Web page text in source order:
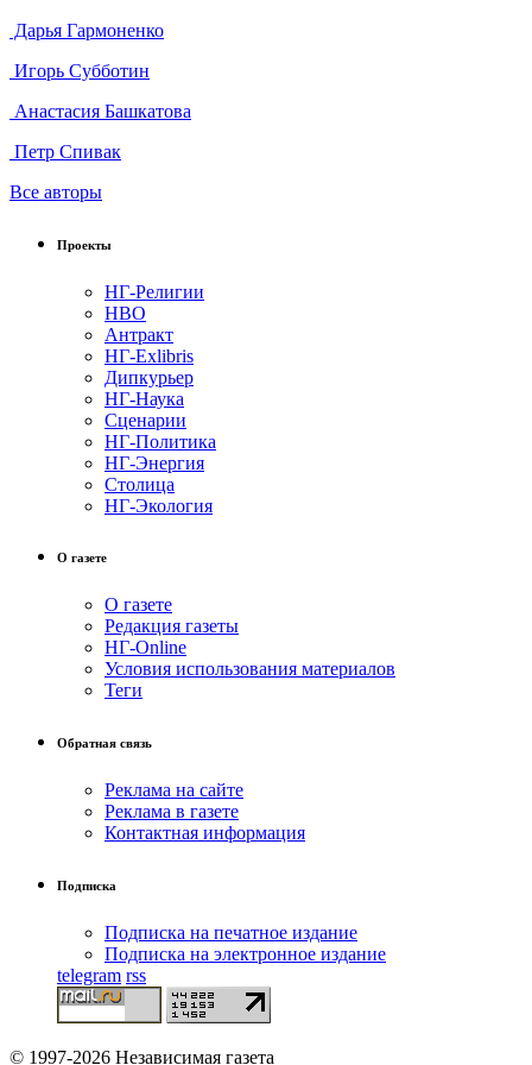
Дарья Гармоненко
Игорь Субботин
Анастасия Башкатова
Петр Спивак
Все авторы
Проекты
НГ-Религии
НВО
Антракт
НГ-Exlibris
Дипкурьер
НГ-Наука
Сценарии
НГ-Политика
НГ-Энергия
Столица
НГ-Экология
О газете
О газете
Редакция газеты
НГ-Online
Условия использования материалов
Теги
Обратная связь
Реклама на сайте
Реклама в газете
Контактная информация
Подписка
Подписка на печатное издание
Подписка на электронное издание
telegram rss
© 1997-2026 Независимая газета